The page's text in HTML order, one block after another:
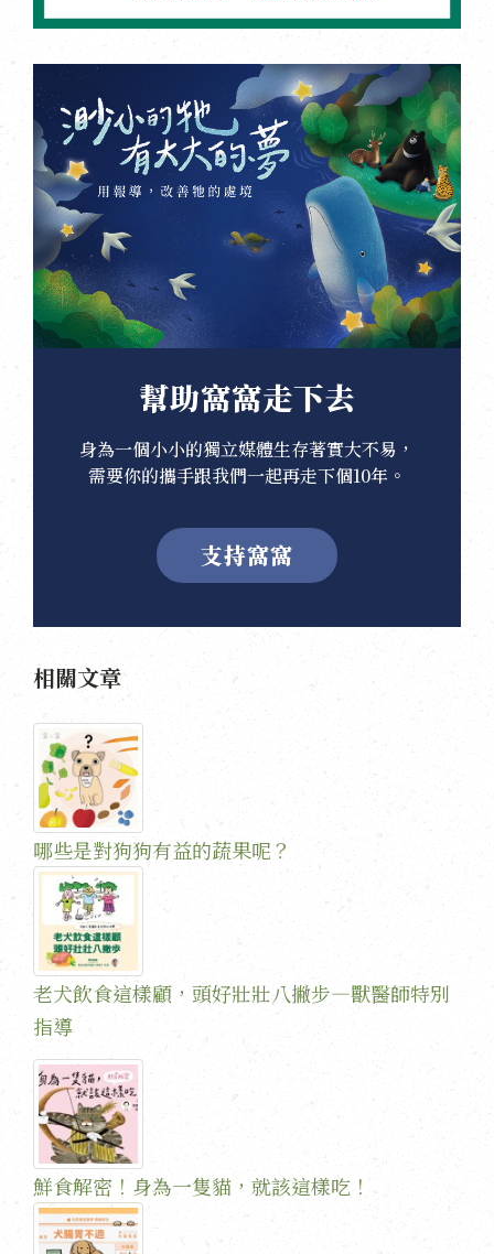
幫助窩窩走下去
身為一個小小的獨立媒體生存著實大不易，
需要你的攜手跟我們一起再走下個10年。
支持窩窩
相關文章
哪些是對狗狗有益的蔬果呢？
老犬飲食這樣顧，頭好壯壯八撇步—獸醫師特別
指導
鮮食解密！身為一隻貓，就該這樣吃！